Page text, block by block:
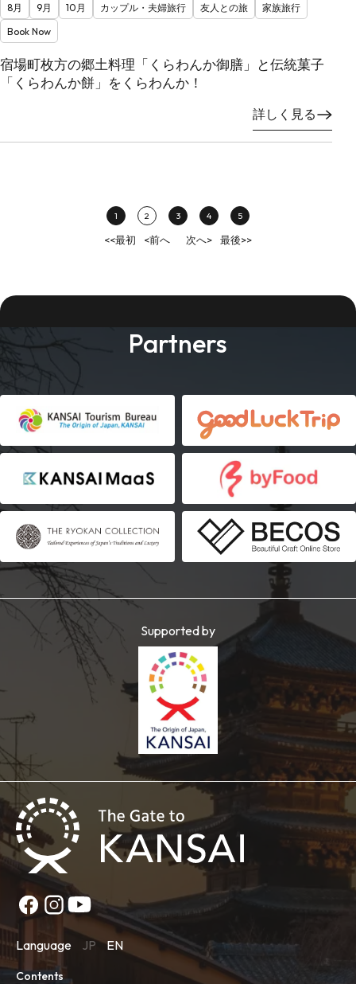
8月
9月 10月 カップル・夫婦旅行 友人との旅
家族旅行
Book Now
宿場町枚方の郷土料理「くらわんか御膳」と伝統菓子
「くらわんか餅」をくらわんか！
詳しく見る
<<最初 <前へ
1 2 3 4 5
次へ> 最後>>
Partners
Supported by
Language JP EN
Contents